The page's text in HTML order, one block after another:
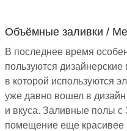
Объёмные заливки /
В последнее время
пользуются
в которой используются
уже давно вошел в
и вкуса. Заливные полы
помещение еще красивее